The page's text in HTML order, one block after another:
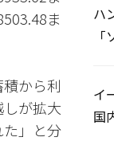
ま
から利
が拡大
」と分
ハ
イ
国